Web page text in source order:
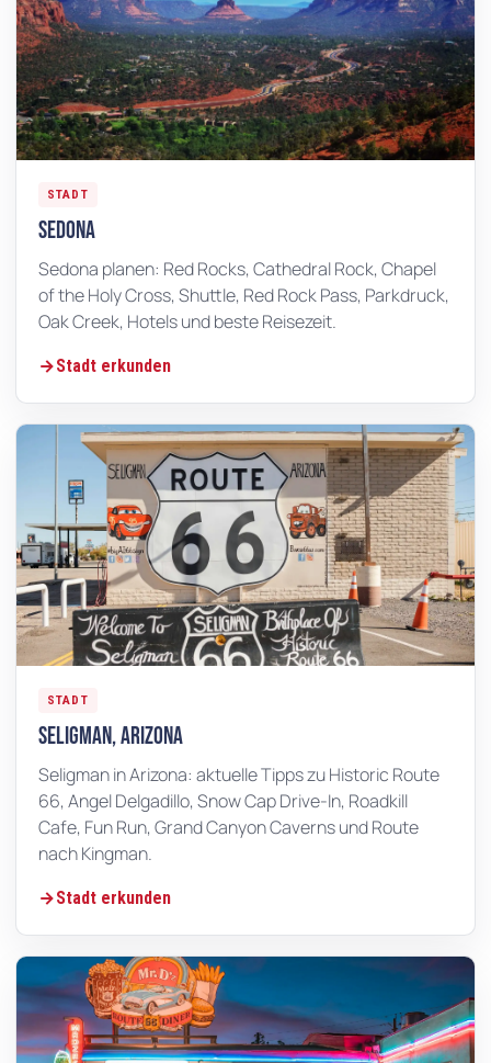
STADT
Sedona
Sedona planen: Red Rocks, Cathedral Rock, Chapel
of the Holy Cross, Shuttle, Red Rock Pass, Parkdruck,
Oak Creek, Hotels und beste Reisezeit.
Stadt erkunden
STADT
Seligman, Arizona
Seligman in Arizona: aktuelle Tipps zu Historic Route
66, Angel Delgadillo, Snow Cap Drive-In, Roadkill
Cafe, Fun Run, Grand Canyon Caverns und Route
nach Kingman.
Stadt erkunden